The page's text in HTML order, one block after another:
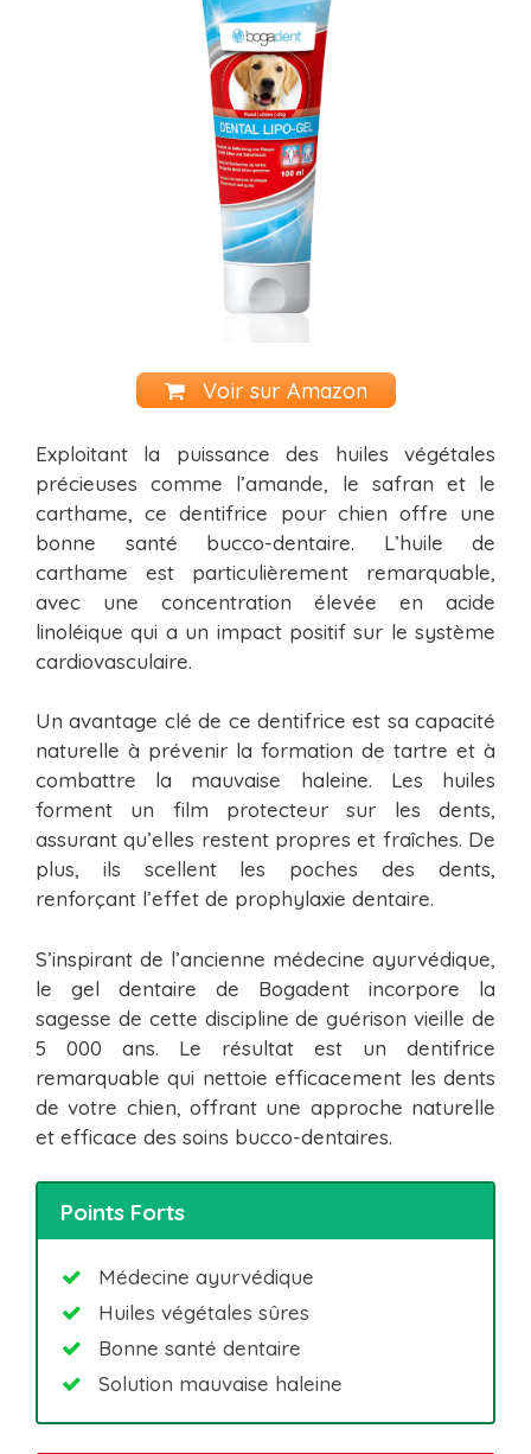
Voir sur Amazon
Exploitant la puissance des huiles végétales
précieuses comme l’amande, le safran et le
carthame, ce dentifrice pour chien offre une
bonne santé bucco-dentaire. L’huile de
carthame est particulièrement remarquable,
avec une concentration élevée en acide
linoléique qui a un impact positif sur le système
cardiovasculaire.
Un avantage clé de ce dentifrice est sa capacité
naturelle à prévenir la formation de tartre et à
combattre la mauvaise haleine. Les huiles
forment un film protecteur sur les dents,
assurant qu’elles restent propres et fraîches. De
plus, ils scellent les poches des dents,
renforçant l’effet de prophylaxie dentaire.
S’inspirant de l’ancienne médecine ayurvédique,
le gel dentaire de Bogadent incorpore la
sagesse de cette discipline de guérison vieille de
5 000 ans. Le résultat est un dentifrice
remarquable qui nettoie efficacement les dents
de votre chien, offrant une approche naturelle
et efficace des soins bucco-dentaires.
Points Forts
Médecine ayurvédique
Huiles végétales sûres
Bonne santé dentaire
Solution mauvaise haleine